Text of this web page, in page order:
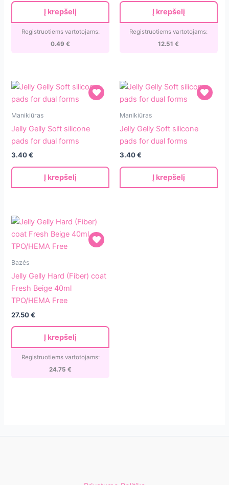
Į krepšelį
Registruotiems vartotojams:
0.49€
free
Į krepšelį
Registruotiems vartotojams:
12.51€
Jelly
Soft
silicone
pads
for
Manikiūras
Jelly Gelly Soft silicone
pads for dual forms
3.40€
Į krepšelį
Jelly
Soft
silicone
pads
for
Manikiūras
Jelly Gelly Soft silicone
pads for dual forms
3.40€
Į krepšelį
Jelly
Hard
Fresh
Beige
TPO/HEMA
Bazės
Jelly Gelly Hard (Fiber) coat
Fresh Beige 40ml
TPO/HEMA Free
27.50€
Į krepšelį
Registruotiems vartotojams:
24.75€